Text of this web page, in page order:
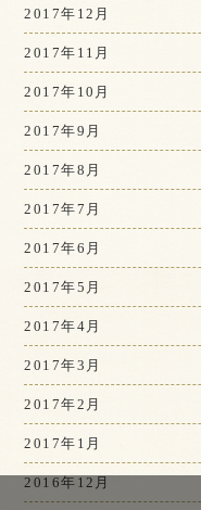
2017年12月
2017年11月
2017年10月
2017年9月
2017年8月
2017年7月
2017年6月
2017年5月
2017年4月
2017年3月
2017年2月
2017年1月
2016年12月